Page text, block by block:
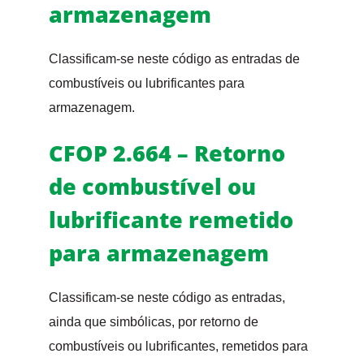
armazenagem
Classificam-se neste código as entradas de
combustíveis ou lubrificantes para
armazenagem.
CFOP 2.664 – Retorno
de combustível ou
lubrificante remetido
para armazenagem
Classificam-se neste código as entradas,
ainda que simbólicas, por retorno de
combustíveis ou lubrificantes, remetidos para